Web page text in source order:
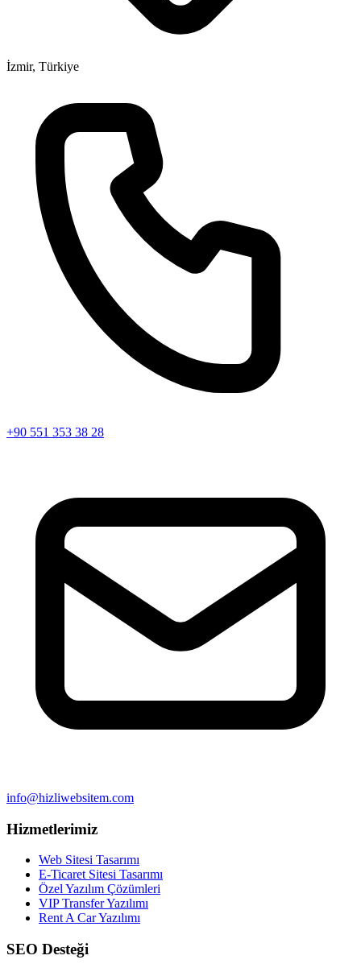
İzmir, Türkiye
+90 551 353 38 28
info@hizliwebsitem.com
Hizmetlerimiz
Web Sitesi Tasarımı
E-Ticaret Sitesi Tasarımı
Özel Yazılım Çözümleri
VIP Transfer Yazılımı
Rent A Car Yazılımı
SEO Desteği